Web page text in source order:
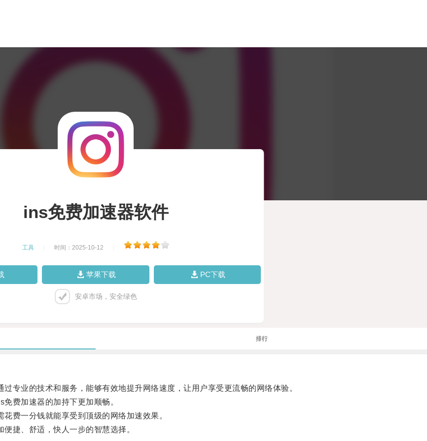
ins免费加速器软件
工具 时间：2025-10-12
苹果下载 PC下载
安卓市场，安全绿色
排行
业的技术和服务，能够有效地提升网络速度，让用户享受更流畅的网络体验。
费加速器的加持下更加顺畅。
费一分钱就能享受到顶级的网络加速效果。
捷、舒适，快人一步的智慧选择。